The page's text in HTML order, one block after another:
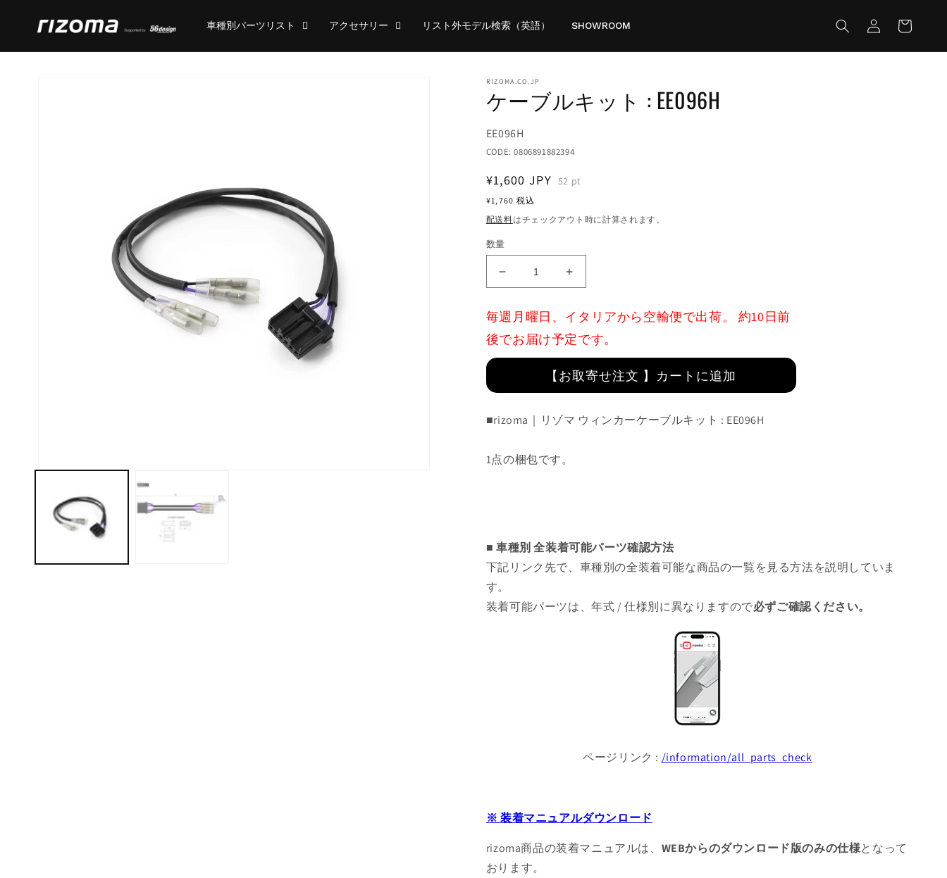
進む
車種別パーツリスト アクセサリー リスト外モデル検索（英語） SHOWROOM
グ
イ
ン
ー
ィ
RIZOMA.CO.JP
ケーブルキット : EE096H
Translation
missing:
ja.products.product.sku:
EE096H
CODE:0806891882394
通
常
価
格
¥1,600 JPY
¥1,760 税込
52 pt
配送料はチェックアウト時に計算されます。
数量
ブ
キ
:
の
量
ケ
ブ
ル
キ
ト
:
の
毎週月曜日、イタリアから空輸便で出荷。 約10日前
後でお届け予定です。
【お取寄せ注文 】カートに追加
■rizoma｜リゾマ ウィンカーケーブルキット : EE096H
1点の梱包です。
■ 車種別 全装着可能パーツ確認方法
下記リンク先で、車種別の全装着可能な商品の一覧を見る方法を説明していま
す。
装着可能パーツは、年式 / 仕様別に異なりますので必ずご確認ください。
ページリンク : /information/all_parts_check
※ 装着マニュアルダウンロード
rizoma商品の装着マニュアルは、 WEBからのダウンロード版のみの仕様となって
おります。